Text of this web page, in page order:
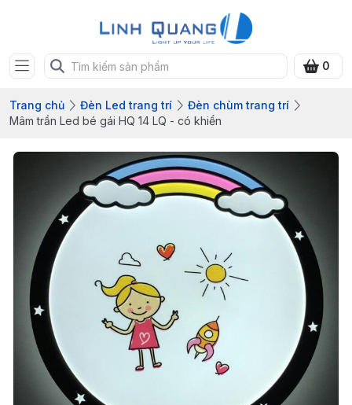
0
Trang chủ Đèn Led trang trí
Đèn chùm trang trí
Mâm trần Led bé gái HQ 14 LQ - có khiển